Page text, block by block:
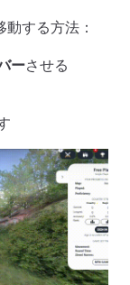
する方法：
ーさせる